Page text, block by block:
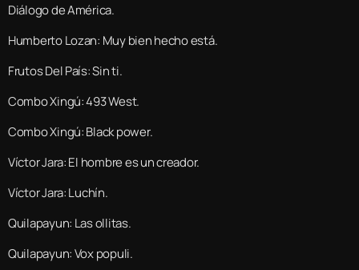
Diálogo de América.
Humberto Lozan: Muy bien hecho está.
Frutos Del País: Sin ti.
Combo Xingú: 493 West.
Combo Xingú: Black power.
Víctor Jara: El hombre es un creador.
Víctor Jara: Luchín.
Quilapayun: Las ollitas.
Quilapayun: Vox populi.